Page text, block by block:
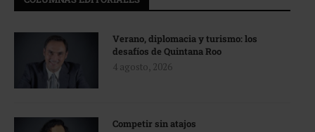
Verano, diplomacia y turismo: los
desafíos de Quintana Roo
4 agosto, 2026
Competir sin atajos